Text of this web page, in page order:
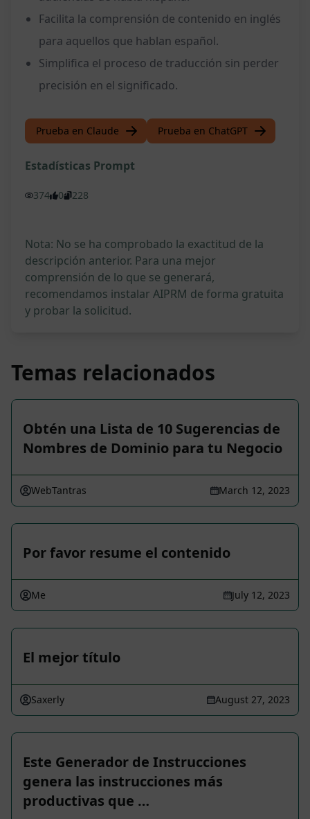
Facilita la comprensión de contenido en inglés
para aquellos que hablan español.
Simplifica el proceso de traducción sin perder
precisión en el significado.
Prueba en Claude Prueba en ChatGPT
Estadísticas Prompt
374 0 228
Nota: No se ha comprobado la exactitud de la
descripción anterior. Para una mejor
comprensión de lo que se generará,
recomendamos instalar AIPRM de forma gratuita
y probar la solicitud.
Temas relacionados
Obtén una Lista de 10 Sugerencias de
Nombres de Dominio para tu Negocio
WebTantras March 12, 2023
Por favor resume el contenido
Me July 12, 2023
El mejor título
Saxerly August 27, 2023
Este Generador de Instrucciones
genera las instrucciones más
productivas que …